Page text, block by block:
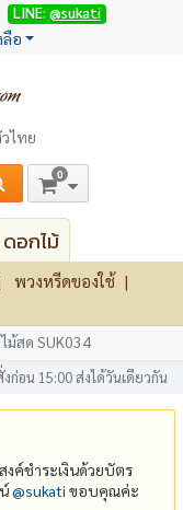
LINE: @sukati
ลือ
ไทย
0
ดอกไม้
พวงหรีดของใช้
ม้สด SUK034
งก่อน 15:00 ส่งได้วันเดียวกัน
ค์ชำระเงินด้วยบัตร
น์@‌sukati ขอบคุณค่ะ